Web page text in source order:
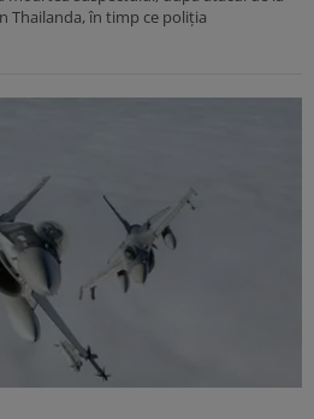
Thailanda, în timp ce poliția